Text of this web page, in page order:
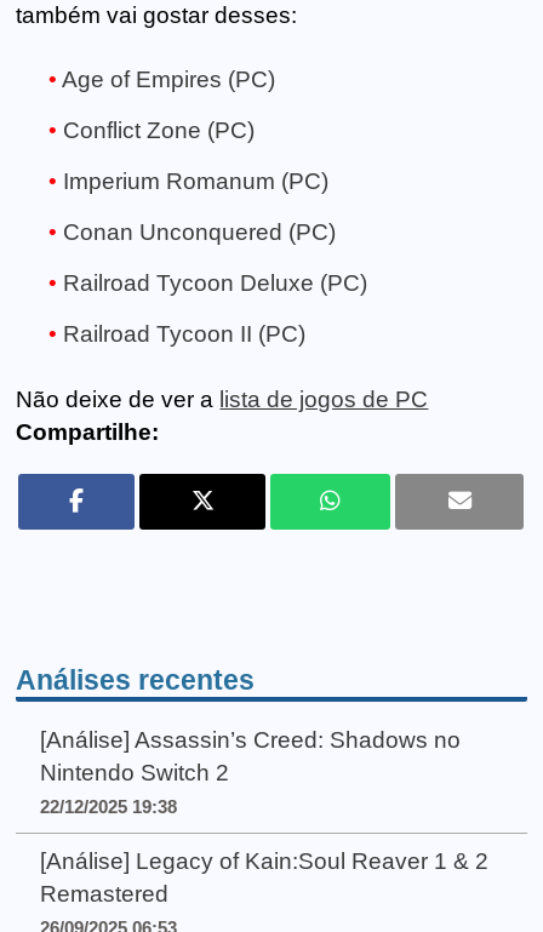
também vai gostar desses:
Age of Empires (PC)
Conflict Zone (PC)
Imperium Romanum (PC)
Conan Unconquered (PC)
Railroad Tycoon Deluxe (PC)
Railroad Tycoon II (PC)
Não deixe de ver a lista de jogos de PC
Compartilhe:
Análises recentes
[Análise] Assassin’s Creed: Shadows no
Nintendo Switch 2
22/12/2025 19:38
[Análise] Legacy of Kain:Soul Reaver 1 & 2
Remastered
26/09/2025 06:53